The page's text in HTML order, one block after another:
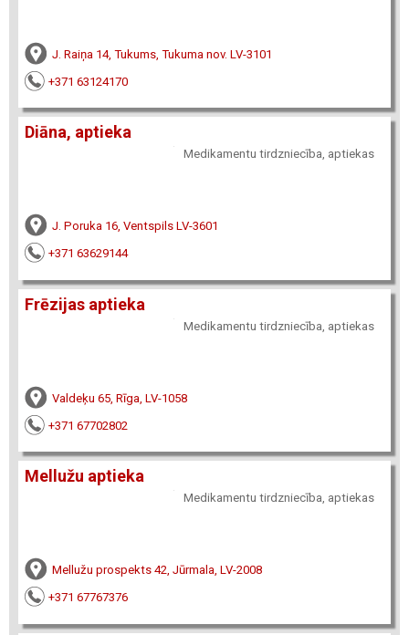
J. Raiņa 14, Tukums, Tukuma nov. LV-3101
+371 63124170
Diāna, aptieka
Medikamentu tirdzniecība, aptiekas
J. Poruka 16, Ventspils LV-3601
+371 63629144
Frēzijas aptieka
Medikamentu tirdzniecība, aptiekas
Valdeķu 65, Rīga, LV-1058
+371 67702802
Mellužu aptieka
Medikamentu tirdzniecība, aptiekas
Mellužu prospekts 42, Jūrmala, LV-2008
+371 67767376